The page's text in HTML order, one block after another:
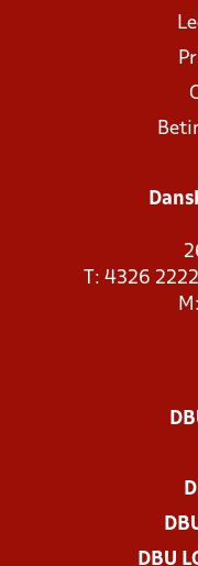
T: 4326
M:
DBU